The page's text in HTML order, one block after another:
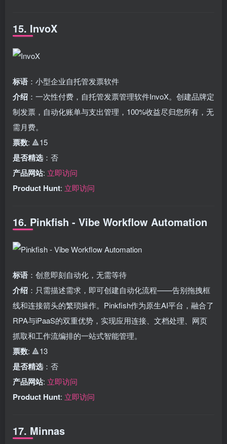
15. InvoX
标语 ：小型企业自托管发票软件
介绍 ：一次性付费，自托管发票管理软件InvoX。创建品牌定
制发票，自动化账单与支出管理，100%收益尽归您所有，无
需月费。
票数: 🔺15
是否精选 ：否
产品网站: 立即访问
Product Hunt: 立即访问
16. Pinkfish - Vibe Workflow Automation
标语 ：创意即刻自动化，无需等待
介绍 ：只需描述需求，即可创建自动化流程——告别拖拽框
线和连接箭头的繁琐操作。Pinkfish作为原生AI平台，融合了
RPA与iPaaS的双重优势，实现应用连接、文档处理、网页
抓取和工作流编排的一站式智能管理。
票数: 🔺13
是否精选 ：否
产品网站: 立即访问
Product Hunt: 立即访问
17. Minnas